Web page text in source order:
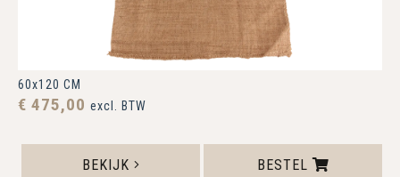
60x120 CM
€ 475,00 excl. BTW
BEKIJK BESTEL